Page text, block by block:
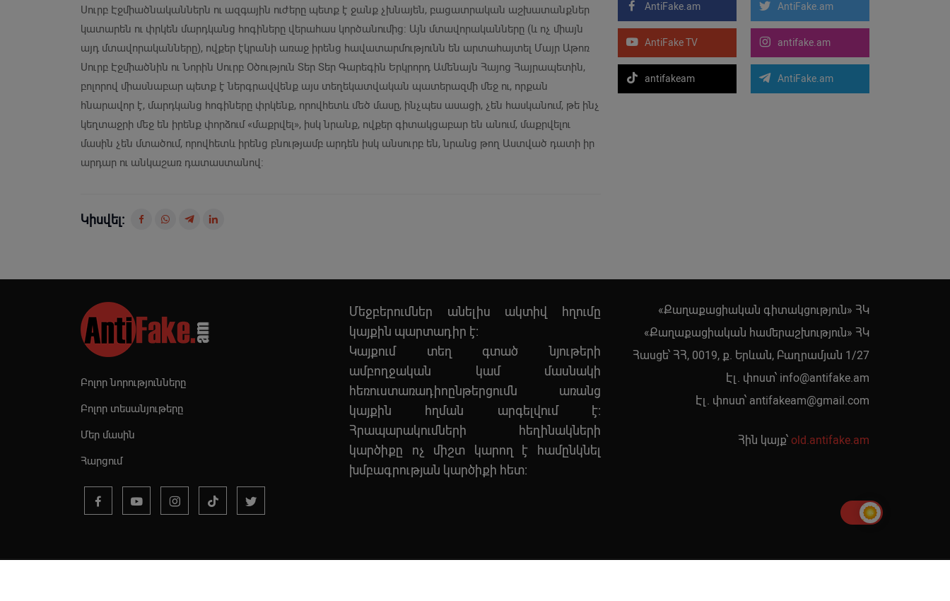
Սուրբ Էջմիածնականներն ու ազգային ուժերը պետք է ջանք չխնայեն, բացատրական աշխատանքներ
կատարեն ու փրկեն մարդկանց հոգիները վերահաս կործանումից։ Այն մտավորականները (և ոչ միայն
այդ մտավորականները), ովքեր էկրանի առաջ իրենց հավատարմությունն են արտահայտել Մայր Աթոռ
Սուրբ Էջմիածնին ու Նորին Սուրբ Օծություն Տեր Տեր Գարեգին Երկրորդ Ամենայն Հայոց Հայրապետին,
բոլորով միասնաբար պետք է ներգրավվենք այս տեղեկատվական պատերազմի մեջ ու, որքան
հնարավոր է, մարդկանց հոգիները փրկենք, որովհետև մեծ մասը, ինչպես ասացի, չեն հասկանում, թե ինչ
կեղտաջրի մեջ են իրենք փորձում «մաքրվել», իսկ նրանք, ովքեր գիտակցաբար են անում, մաքրվելու
մասին չեն մտածում, որովհետև իրենց բնությամբ արդեն իսկ անսուրբ են, նրանց թող Աստված դատի իր
արդար ու անկաշառ դատաստանով։
Կիսվել:
AntiFake.am AntiFake.am
AntiFake TV antifake.am
antifakeam AntiFake.am
Բոլոր նորությունները
Բոլոր տեսանյութերը
Մեր մասին
Հարցում
Մեջբերումներ անելիս ակտիվ հղումը
կայքին պարտադիր է:
Կայքում տեղ գտած նյութերի
ամբողջական կամ մասնակի
հեռուստառադիոընթերցումն առանց
կայքին հղման արգելվում է:
Հրապարակումների հեղինակների
կարծիքը ոչ միշտ կարող է համընկնել
խմբագրության կարծիքի հետ:
«Քաղաքացիական գիտակցություն» ՀԿ
«Քաղաքացիական համերաշխություն» ՀԿ
Հասցե՝ ՀՀ, 0019, ք. Երևան, Բաղրամյան 1/27
Էլ. փոստ՝ info@antifake.am
Էլ. փոստ՝ antifakeam@gmail.com
Հին կայք՝ old.antifake.am